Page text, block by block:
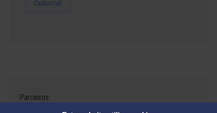
Parceiros: